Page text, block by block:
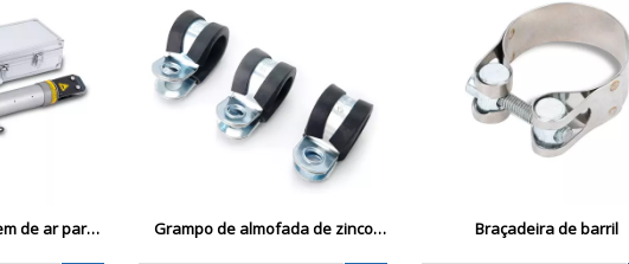
de ar para
Grampo de almofada de zinco
Braçadeira de barril